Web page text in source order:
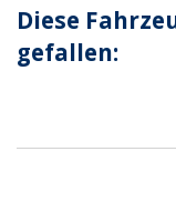
Diese
gefallen: